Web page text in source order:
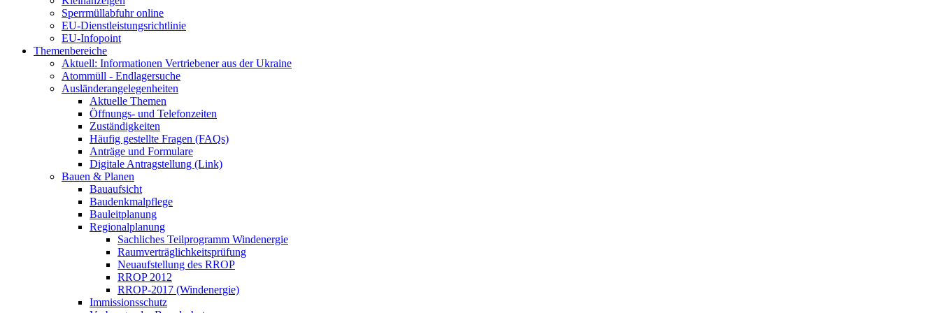
Sperrmüllabfuhr online
EU-Dienstleistungsrichtlinie
EU-Infopoint
Themenbereiche
Aktuell: Informationen Vertriebener aus der Ukraine
Atommüll - Endlagersuche
Ausländerangelegenheiten
Aktuelle Themen
Öffnungs- und Telefonzeiten
Zuständigkeiten
Häufig gestellte Fragen (FAQs)
Anträge und Formulare
Digitale Antragstellung (Link)
Bauen & Planen
Bauaufsicht
Baudenkmalpflege
Bauleitplanung
Regionalplanung
Sachliches Teilprogramm Windenergie
Raumverträglichkeitsprüfung
Neuaufstellung des RROP
RROP 2012
RROP-2017 (Windenergie)
Immissionsschutz